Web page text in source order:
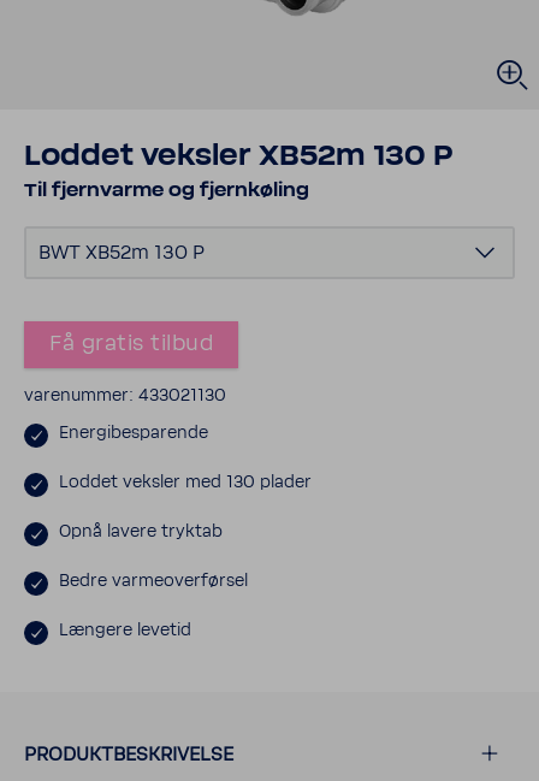
Loddet veksler XB52m 130 P
Til fjern­varme og fjer­n­køling
BWT XB52m 130 P
Få gratis tilbud
vare­nummer: 433021130
Ener­gibe­spa­rende
Loddet veksler med 130 plader
Opnå lavere tryktab
Bedre varme­over­førsel
Længere levetid
PRODUKT­BE­SKRI­VELSE